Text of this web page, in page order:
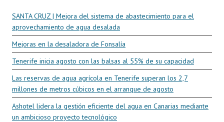
SANTA CRUZ | Mejora del sistema de abastecimiento para el
aprovechamiento de agua desalada
Mejoras en la desaladora de Fonsalía
Tenerife inicia agosto con las balsas al 55% de su capacidad
Las reservas de agua agrícola en Tenerife superan los 2,7
millones de metros cúbicos en el arranque de agosto
Ashotel lidera la gestión eficiente del agua en Canarias mediante
un ambicioso proyecto tecnológico